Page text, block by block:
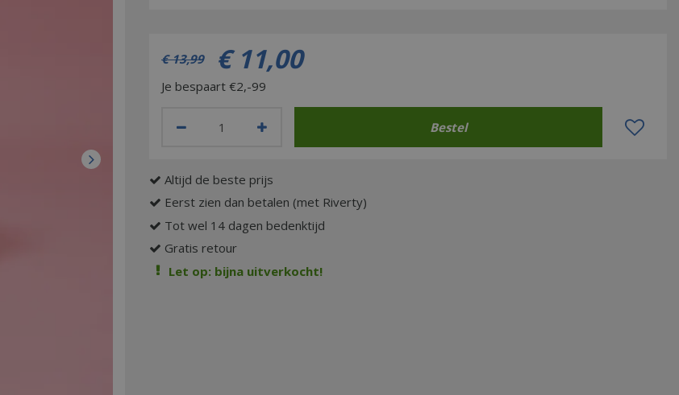
€ 13,99 € 11,00
Je bespaart €2,-99
Altijd de beste prijs
Eerst zien dan betalen (met Riverty)
Tot wel 14 dagen bedenktijd
Gratis retour
Let op: bijna uitverkocht!